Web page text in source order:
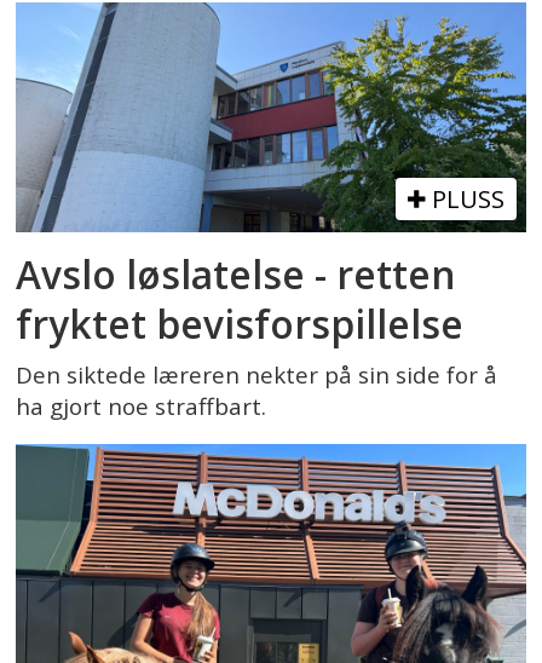
PLUSS
Avslo løslatelse - retten
fryktet bevisforspillelse
Den siktede læreren nekter på sin side for å
ha gjort noe straffbart.